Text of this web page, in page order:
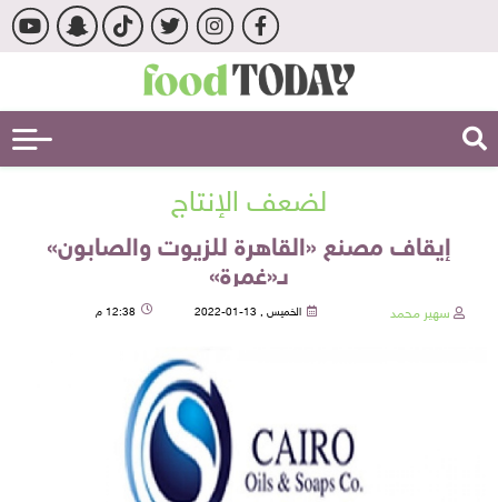
لضعف الإنتاج
إيقاف مصنع «القاهرة للزيوت والصابون»
بـ«غمرة»
سهير محمد الخميس , 13-01-2022 12:38 م